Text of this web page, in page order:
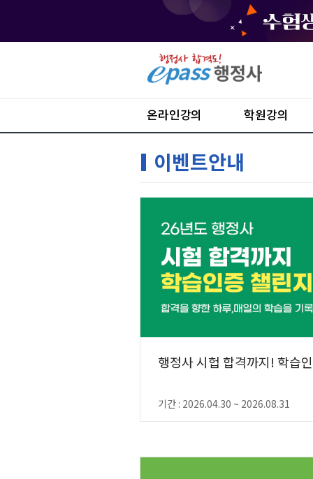
온라인강의 학원강의
이벤트안내
행정사 시헙 합격까지! 학습
기간 : 2026.04.30 ~ 2026.08.31